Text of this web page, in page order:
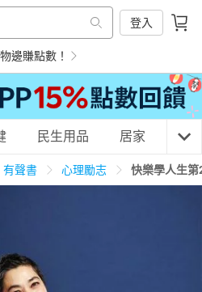
登入
邊賺點數！
運動休閒
民生用品 居家 3C
有聲書 心理勵志 快樂學人生